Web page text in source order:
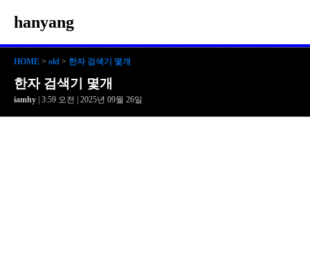
hanyang
HOME > old > 한자 검색기 몇개
한자 검색기 몇개
iamhy | 3:59 오전 | 2025년 09월 26일